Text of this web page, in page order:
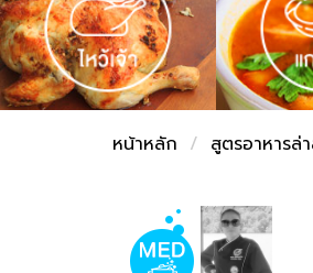
หน้าหลัก สูตรอาหารล่